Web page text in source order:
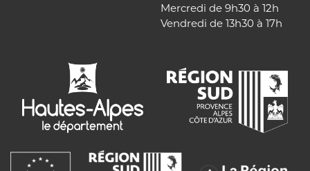
Mercredi de 9h30 à 12h
Vendredi de 13h30 à 17h